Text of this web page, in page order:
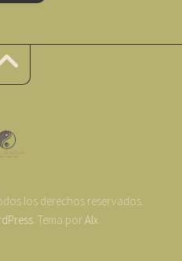
los derechos reservados.
. Tema porAlx.